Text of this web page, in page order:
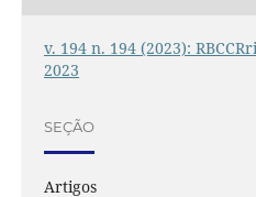
v. 194 n. 194 (2023):
2023
SEÇÃO
Artigos